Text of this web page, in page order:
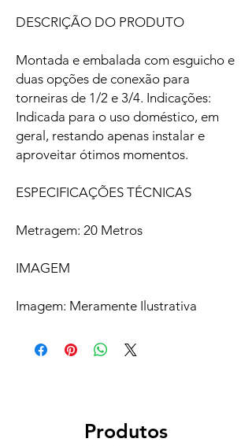
DESCRIÇÃO DO PRODUTO
Montada e embalada com esguicho e
duas opções de conexão para
torneiras de 1/2 e 3/4. Indicações:
Indicada para o uso doméstico, em
geral, restando apenas instalar e
aproveitar ótimos momentos.
ESPECIFICAÇÕES TÉCNICAS
Metragem: 20 Metros
IMAGEM
Imagem: Meramente Ilustrativa
Produtos